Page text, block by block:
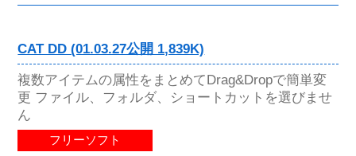
CAT DD (01.03.27公開 1,839K)
複数アイテムの属性をまとめてDrag&Dropで簡単変
更 ファイル、フォルダ、ショートカットを選びませ
ん
フリーソフト